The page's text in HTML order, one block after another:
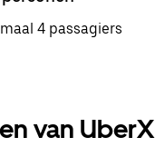
4 passagiers
van UberX